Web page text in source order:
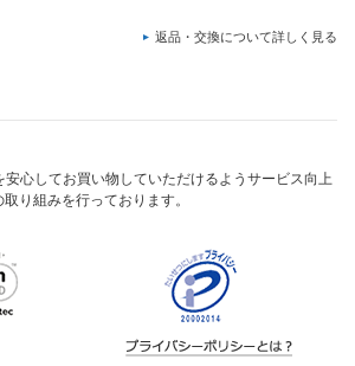
返品・交換について詳しく見る
安心してお買い物していただけるようサービス向上
取り組みを行っております。